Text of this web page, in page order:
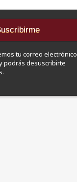
tu correo electrónico
podrás desuscribirte